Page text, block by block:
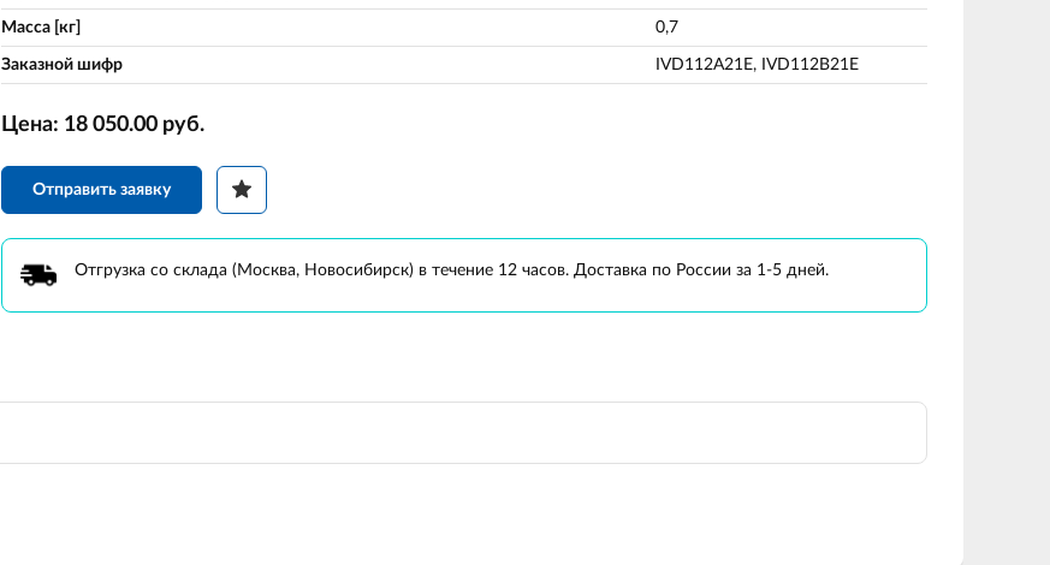
Масса [кг] 0,7
Заказной шифр IVD112A21E, IVD112B21E
Цена: 18 050.00 руб.
Отправить заявку
Отгрузка со склада (Москва, Новосибирск) в течение 12 часов. Доставка по России за 1-5 дней.